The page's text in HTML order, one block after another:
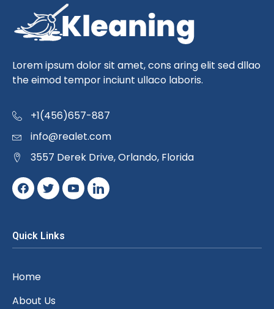
Lorem ipsum dolor sit amet, cons aring elit sed dllao
the eimod tempor inciunt ullaco laboris.
+1(456)657-887
info@realet.com
3557 Derek Drive, Orlando, Florida
Quick Links
Home
About Us